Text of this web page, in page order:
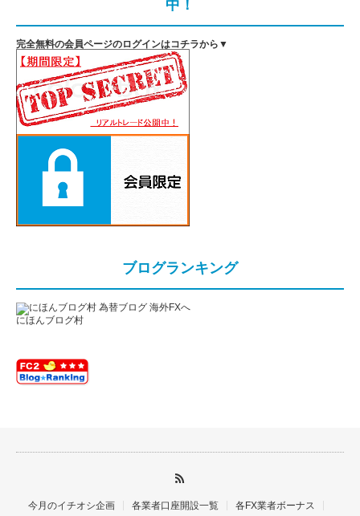
中！
完全無料の会員ページのログインはコチラから▼
ブログランキング
にほんブログ村
今月のイチオシ企画 各業者口座開設一覧
各FX業者ボーナス